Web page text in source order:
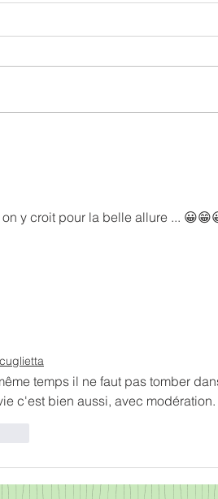
on y croit pour la belle allure ...
temps il ne faut pas tomber
c'est bien aussi, avec modération.